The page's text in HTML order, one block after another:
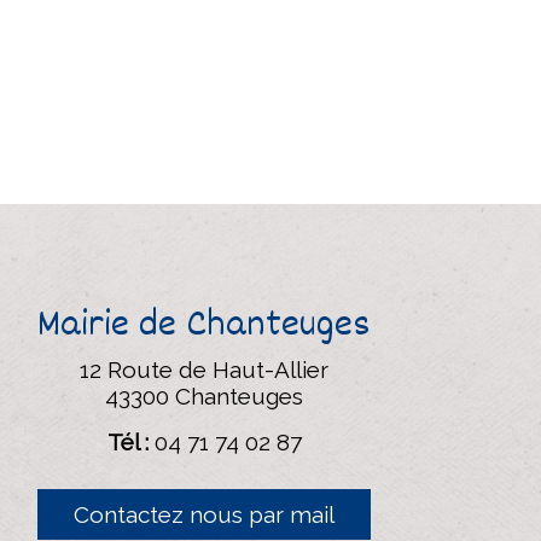
Mairie de Chanteuges
12 Route de Haut-Allier
43300 Chanteuges
Tél :04 71 74 02 87
Contactez nous par mail